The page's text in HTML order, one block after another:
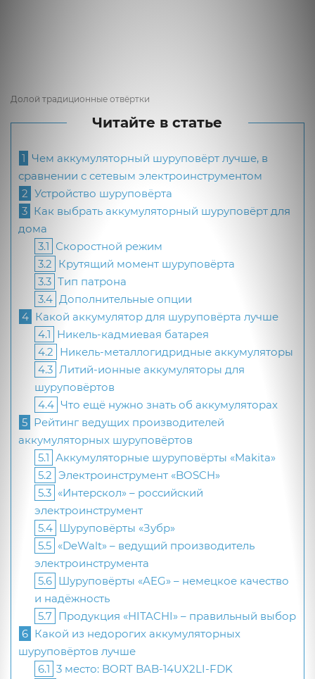
Долой традиционные отвёртки
Читайте в статье
1 Чем аккумуляторный шуруповёрт лучше, в
сравнении с сетевым электроинструментом
2 Устройство шуруповёрта
3 Как выбрать аккумуляторный шуруповёрт для
дома
3.1 Скоростной режим
3.2 Крутящий момент шуруповёрта
3.3 Тип патрона
3.4 Дополнительные опции
4 Какой аккумулятор для шуруповёрта лучше
4.1 Никель-кадмиевая батарея
4.2 Никель-металлогидридные аккумуляторы
4.3 Литий-ионные аккумуляторы для
шуруповёртов
4.4 Что ещё нужно знать об аккумуляторах
5 Рейтинг ведущих производителей
аккумуляторных шуруповёртов
5.1 Аккумуляторные шуруповёрты «Makita»
5.2 Электроинструмент «BOSCH»
5.3 «Интерскол» – российский
электроинструмент
5.4 Шуруповёрты «Зубр»
5.5 «DeWalt» – ведущий производитель
электроинструмента
5.6 Шуруповёрты «AEG» – немецкое качество
и надёжность
5.7 Продукция «HITACHI» – правильный выбор
6 Какой из недорогих аккумуляторных
шуруповёртов лучше
6.1 3 место: BORT BAB-14UX2LI-FDK